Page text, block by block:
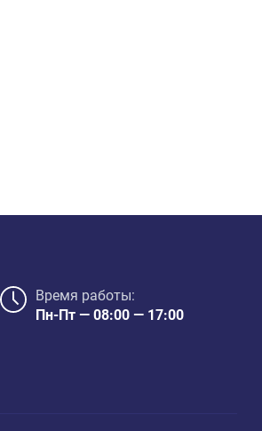
Время работы:
Пн-Пт — 08:00 — 17:00